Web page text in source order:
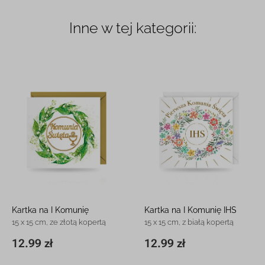
Inne w tej kategorii:
Kartka na I Komunię
15 x 15 cm, ze złotą kopertą
12.99 zł
15 x 15 cm
Kartka na I Komunię IHS
15 x 15 cm, z białą kopertą
12.99 zł
15 x 15 cm